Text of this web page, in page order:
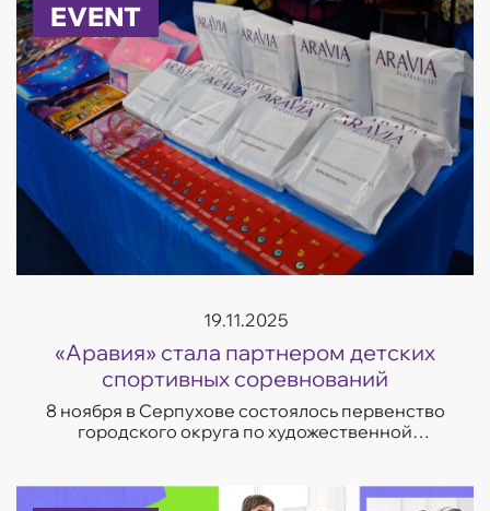
EVENT
19.11.2025
«Аравия» стала партнером детских
спортивных соревнований
8 ноября в Серпухове состоялось первенство
городского округа по художественной
городов П...